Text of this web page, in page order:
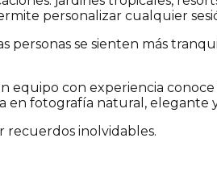
personalizar cualquier
se sienten más
con experiencia
fotografía natural, elegante
recuerdos inolvidables.